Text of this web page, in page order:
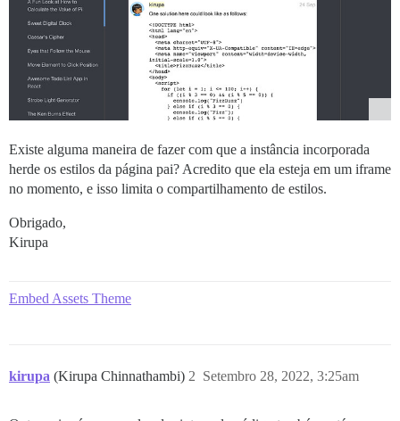
Existe alguma maneira de fazer com que a instância incorporada
herde os estilos da página pai? Acredito que ela esteja em um iframe
no momento, e isso limita o compartilhamento de estilos.
Obrigado,
Kirupa
Embed Assets Theme
kirupa (Kirupa Chinnathambi) Setembro 28, 2022, 3:25am
2